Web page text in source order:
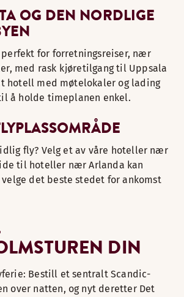
OG DEN NORDLIGE
for forretningsreiser, nær
med rask kjøretilgang til Uppsala
hotell med møtelokaler og lading
å holde timeplanen enkel.
fly? Velg et av våre hoteller nær
til hoteller nær Arlanda kan
det beste stedet for ankomst
DIN
Bestill et sentralt Scandic-
over natten, og nyt deretter Det